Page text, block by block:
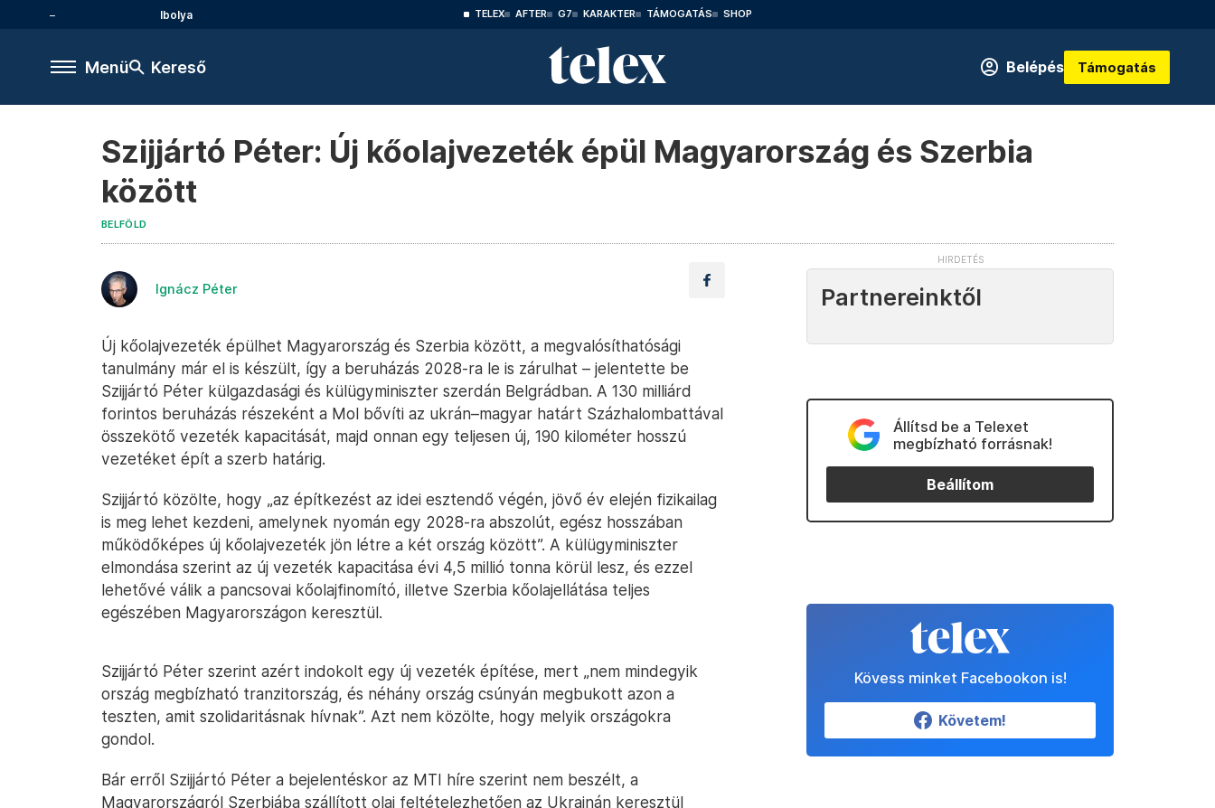
Ibolya TELEX AFTER G7 KARAKTER TÁMOGATÁS SHOP
Menü Kereső Belépés Támogatás
Szijjártó Péter: Új kőolajvezeték épül Magyarország és Szerbia
között
BELFÖLD
Ignácz Péter
Új kőolajvezeték épülhet Magyarország és Szerbia között, a megvalósíthatósági
tanulmány már el is készült, így a beruházás 2028-ra le is zárulhat – jelentette be
Szijjártó Péter külgazdasági és külügyminiszter szerdán Belgrádban. A 130 milliárd
forintos beruházás részeként a Mol bővíti az ukrán–magyar határt Százhalombattával
összekötő vezeték kapacitását, majd onnan egy teljesen új, 190 kilométer hosszú
vezetéket épít a szerb határig.
Szijjártó közölte, hogy „az építkezést az idei esztendő végén, jövő év elején fizikailag
is meg lehet kezdeni, amelynek nyomán egy 2028-ra abszolút, egész hosszában
működőképes új kőolajvezeték jön létre a két ország között”. A külügyminiszter
elmondása szerint az új vezeték kapacitása évi 4,5 millió tonna körül lesz, és ezzel
lehetővé válik a pancsovai kőolajfinomító, illetve Szerbia kőolajellátása teljes
egészében Magyarországon keresztül.
Szijjártó Péter szerint azért indokolt egy új vezeték építése, mert „nem mindegyik
ország megbízható tranzitország, és néhány ország csúnyán megbukott azon a
teszten, amit szolidaritásnak hívnak”. Azt nem közölte, hogy melyik országokra
gondol.
Bár erről Szijjártó Péter a bejelentéskor az MTI híre szerint nem beszélt, a
Magyarországról Szerbiába szállított olaj feltételezhetően az Ukrajnán keresztül
Partnereinktől
Állítsd be a Telexet
megbízható forrásnak!
Beállítom
Kövess minket Facebookon is!
Követem!